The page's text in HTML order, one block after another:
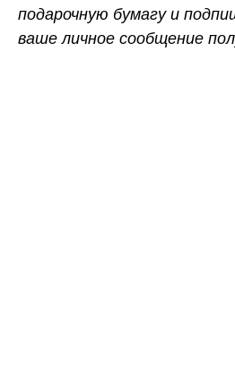
подарочную бумагу и
ваше личное сообщение